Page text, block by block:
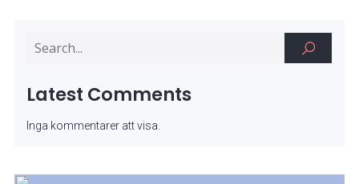
Latest Comments
Inga kommentarer att visa.